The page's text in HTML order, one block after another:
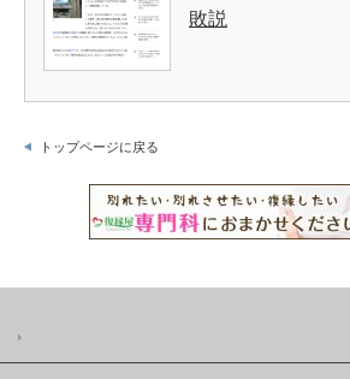
敗説
トップページに戻る